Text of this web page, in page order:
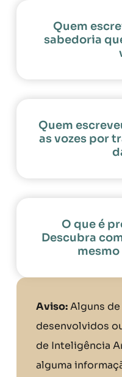
Quem
sabedoria
Quem
as vozes por
O que é
Descubra
Aviso:Alguns
desenvolvidos
de Inteligência
alguma